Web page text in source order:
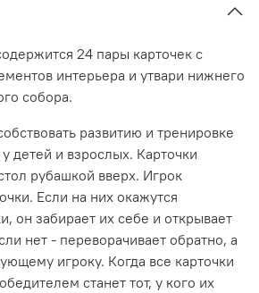
24 пары карточек с
интерьера и утвари нижнего
собора.
развитию и тренировке
детей и взрослых. Карточки
рубашкой вверх. Игрок
Если на них окажутся
он забирает их себе и открывает
нет - переворачивает обратно, а
игроку. Когда все карточки
станет тот, у кого их